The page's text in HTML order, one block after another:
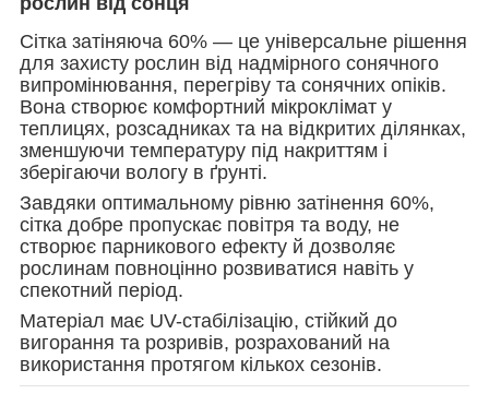
Сітка затіняюча 60% — це універсальне рішення
для захисту рослин від надмірного сонячного
випромінювання, перегріву та сонячних опіків.
Вона створює комфортний мікроклімат у
теплицях, розсадниках та на відкритих ділянках,
зменшуючи температуру під накриттям і
зберігаючи вологу в ґрунті.
Завдяки оптимальному рівню затінення 60%,
сітка добре пропускає повітря та воду, не
створює парникового ефекту й дозволяє
рослинам повноцінно розвиватися навіть у
спекотний період.
Матеріал має UV-стабілізацію, стійкий до
вигорання та розривів, розрахований на
використання протягом кількох сезонів.